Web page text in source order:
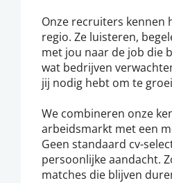
Onze recruiters kennen
regio. Ze luisteren,
met jou naar de job die
wat bedrijven
jij nodig hebt om te
We combineren onze
arbeidsmarkt met een
Geen standaard cv-
persoonlijke aandacht.
matches die blijven